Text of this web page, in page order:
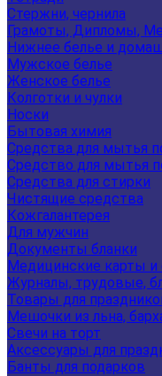
Стержни, чернила
Грамоты, Дипломы,
Нижнее белье и
Мужское белье
Женское белье
Колготки и чулки
Носки
Бытовая химия
Средства для мытья
Средство для мытья
Средства для стирки
Чистящие средства
Кожгалантерея
Для мужчин
Документы бланки
Медицинские карты и
Журналы, трудовые,
Товары для
Мешочки из льна,
Свечи на торт
Аксессуары для
Банты для подарков